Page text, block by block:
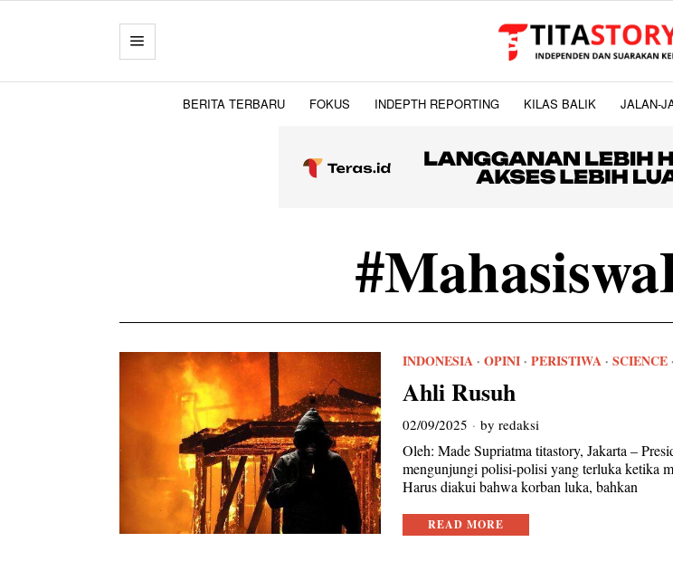
BERITA TERBARU FOKUS INDEPTH REPORTING KILAS BALIK JALAN-
INDONESIA· OPINI· PERISTIWA· SCIENCE·
Ahli Rusuh
02/09/2025 byredaksi
Oleh: Made Supriatma titastory, Jakarta –
mengunjungi polisi-polisi yang terluka ketika
Harus diakui bahwa korban luka, bahkan
READ MORE